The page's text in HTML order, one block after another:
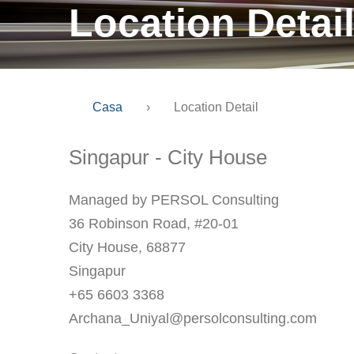
Location Detail
Casa › Location Detail
Singapur - City House
Managed by PERSOL Consulting
36 Robinson Road, #20-01
City House, 68877
Singapur
+65 6603 3368
Archana_Uniyal@persolconsulting.com